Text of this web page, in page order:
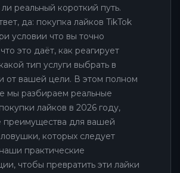
реальный короткий путь.
да: покупка лайков TikTok
условии что вы точно
это даёт, как реагирует
тип услуги выбрать в
от вашей цели. В этом полном
мы разбираем реальные
лайков в 2026 году,
преимущества для вашей
которых следует
практические
чтобы превратить эти лайки